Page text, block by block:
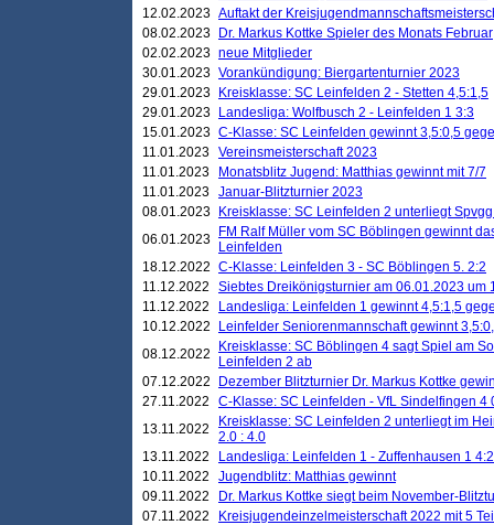
12.02.2023 Auftakt der
08.02.2023
Dr. Markus Kottke Spieler des Monats Februar
02.02.2023 neue Mitglieder
30.01.2023 Vorankündigung: Biergartenturnier 2023
29.01.2023
Kreisklasse: SC Leinfelden 2 - Stetten 4,5:1,5
29.01.2023
Landesliga: Wolfbusch 2 - Leinfelden 1 3:3
15.01.2023 C-Klasse: SC Leinfelden gewinnt 3,5:0,5
11.01.2023 Vereinsmeisterschaft 2023
11.01.2023
Monatsblitz Jugend: Matthias gewinnt mit 7/7
11.01.2023 Januar-Blitzturnier 2023
08.01.2023
Kreisklasse: SC Leinfelden 2 unterliegt
06.01.2023
FM Ralf Müller vom SC Böblingen gewinnt
Leinfelden
18.12.2022 C-Klasse: Leinfelden 3 - SC Böblingen 5. 2:2
11.12.2022
Siebtes Dreikönigsturnier am 06.01.2023 um
11.12.2022
Landesliga: Leinfelden 1 gewinnt 4,5:1,5
10.12.2022
Leinfelder Seniorenmannschaft gewinnt
08.12.2022
Kreisklasse: SC Böblingen 4 sagt Spiel am
Leinfelden 2 ab
07.12.2022
Dezember Blitzturnier Dr. Markus Kottke
27.11.2022
C-Klasse: SC Leinfelden - VfL Sindelfingen 4
13.11.2022
Kreisklasse: SC Leinfelden 2 unterliegt im
2.0 : 4.0
13.11.2022
Landesliga: Leinfelden 1 - Zuffenhausen 1 4:2
10.11.2022
Jugendblitz: Matthias gewinnt
09.11.2022
Dr. Markus Kottke siegt beim November-
07.11.2022
Kreisjugendeinzelmeisterschaft 2022 mit 5